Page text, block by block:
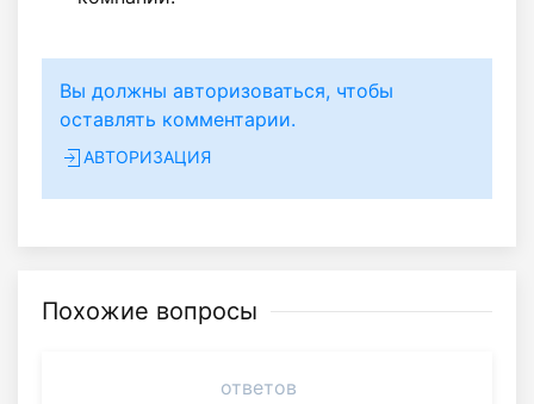
Вы должны авторизоваться, чтобы
оставлять комментарии.
АВТОРИЗАЦИЯ
Похожие вопросы
ответов